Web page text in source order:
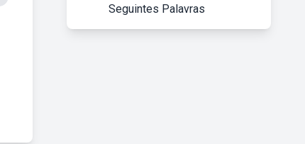
Seguintes Palavras